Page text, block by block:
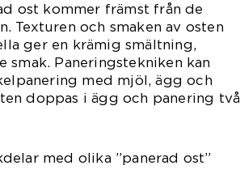
ost kommer främst från de
Texturen och smaken av osten
ger en krämig smältning,
smak. Paneringstekniken kan
med mjöl, ägg och
doppas i ägg och panering två
med olika ”panerad ost”